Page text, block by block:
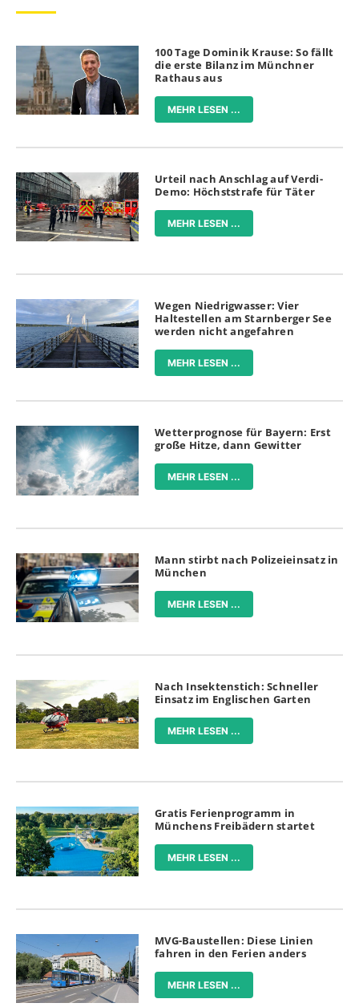
100 Tage Dominik Krause: So fällt
die erste Bilanz im Münchner
Rathaus aus
MEHR LESEN ...
Urteil nach Anschlag auf Verdi-
Demo: Höchststrafe für Täter
MEHR LESEN ...
Wegen Niedrigwasser: Vier
Haltestellen am Starnberger See
werden nicht angefahren
MEHR LESEN ...
Wetterprognose für Bayern: Erst
große Hitze, dann Gewitter
MEHR LESEN ...
Mann stirbt nach Polizeieinsatz in
München
MEHR LESEN ...
Nach Insektenstich: Schneller
Einsatz im Englischen Garten
MEHR LESEN ...
Gratis Ferienprogramm in
Münchens Freibädern startet
MEHR LESEN ...
MVG-Baustellen: Diese Linien
fahren in den Ferien anders
MEHR LESEN ...